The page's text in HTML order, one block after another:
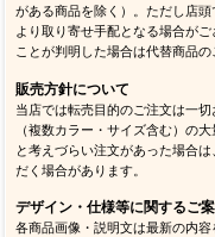
がある商品を除く）。ただし店
より取り寄せ手配となる場合が
ことが判明した場合は代替商品
販売方針について
当店では転売目的のご注文は一
（複数カラー・サイズ含む）の
と考えづらい注文があった場合
だく場合があります。
デザイン・仕様等に関するご
各商品画像・説明文は最新の内